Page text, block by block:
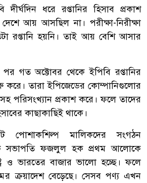
দীর্ঘদিন ধরে রপ্তানির হিসাব প্রকাশ
আয় আসছিল না। পরীক্ষা-নিরীক্ষা
রপ্তানি হয়নি। তাই আয় বেশি আসার
গত অক্টোবর থেকে ইপিবি রপ্তানির
করে। তারা ইপিজেডের কোম্পানিগুলোর
পরিসংখ্যান প্রকাশ করে। ফলে তাদের
কাছাকাছিই থাকে।
পোশাকশিল্প মালিকদের সংগঠন
সভাপতি ফজলুল হক প্রথম আলোকে
ও ভারতের বাজার ভালো হচ্ছে। ফলে
ক্রয়াদেশ বেড়েছে। সেসব পণ্য এখন